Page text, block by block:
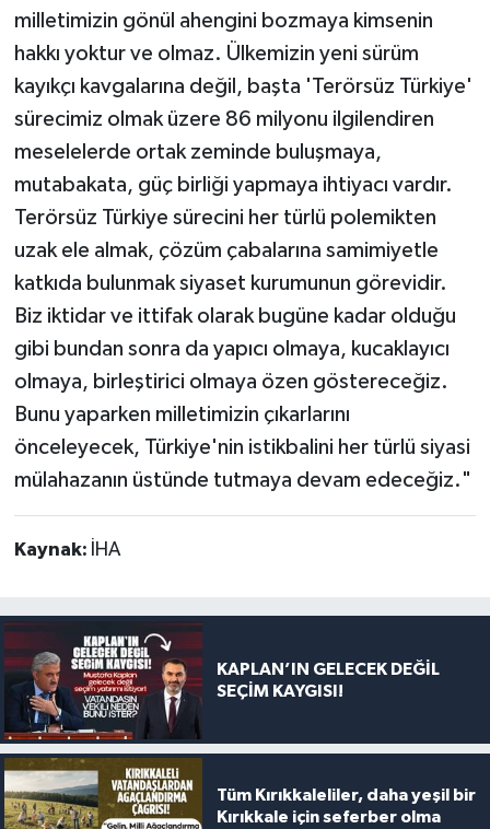
milletimizin gönül ahengini bozmaya kimsenin
hakkı yoktur ve olmaz. Ülkemizin yeni sürüm
kayıkçı kavgalarına değil, başta 'Terörsüz Türkiye'
sürecimiz olmak üzere 86 milyonu ilgilendiren
meselelerde ortak zeminde buluşmaya,
mutabakata, güç birliği yapmaya ihtiyacı vardır.
Terörsüz Türkiye sürecini her türlü polemikten
uzak ele almak, çözüm çabalarına samimiyetle
katkıda bulunmak siyaset kurumunun görevidir.
Biz iktidar ve ittifak olarak bugüne kadar olduğu
gibi bundan sonra da yapıcı olmaya, kucaklayıcı
olmaya, birleştirici olmaya özen göstereceğiz.
Bunu yaparken milletimizin çıkarlarını
önceleyecek, Türkiye'nin istikbalini her türlü siyasi
mülahazanın üstünde tutmaya devam edeceğiz."
Kaynak: İHA
KAPLAN’IN GELECEK DEĞİL
SEÇİM KAYGISI!
Tüm Kırıkkaleliler, daha yeşil bir
Kırıkkale için seferber olma